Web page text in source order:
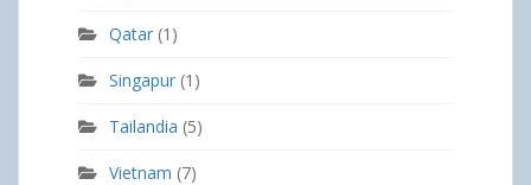
Qatar (1)
Singapur (1)
Tailandia (5)
Vietnam (7)